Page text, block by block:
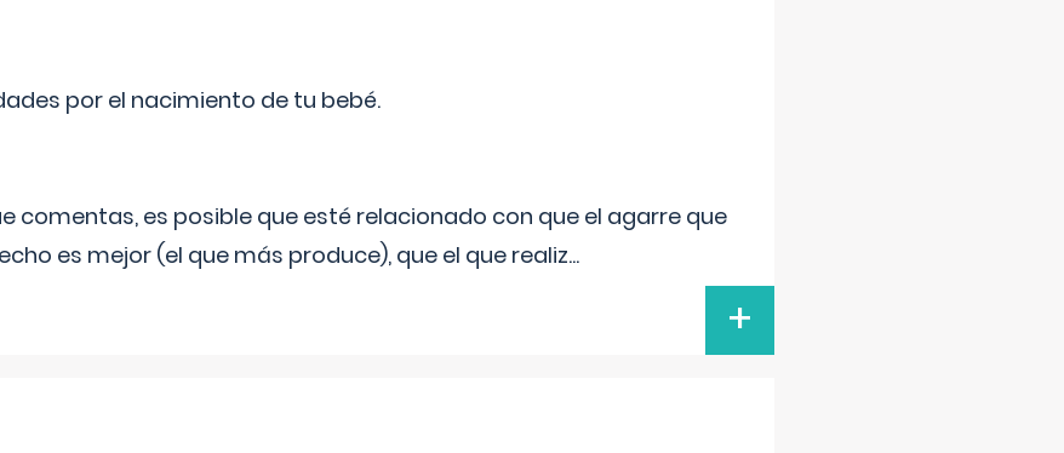
por el nacimiento de tu bebé.
comentas, es posible que esté relacionado con que el agarre que
es mejor (el que más produce), que el que realiz...
+